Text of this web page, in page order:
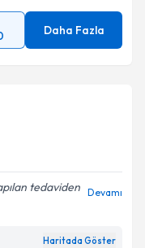
Daha Fazla
tedaviden Devamı
Haritada Göster